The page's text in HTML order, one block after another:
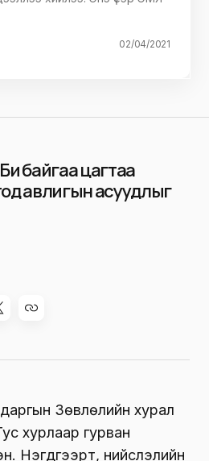
02/04/2021
байгаа цагтаа
авлигын асуудлыг
Зөвлөлийн хурал
хурлаар гурван
Нэгдүгээрт, нийслэлийн